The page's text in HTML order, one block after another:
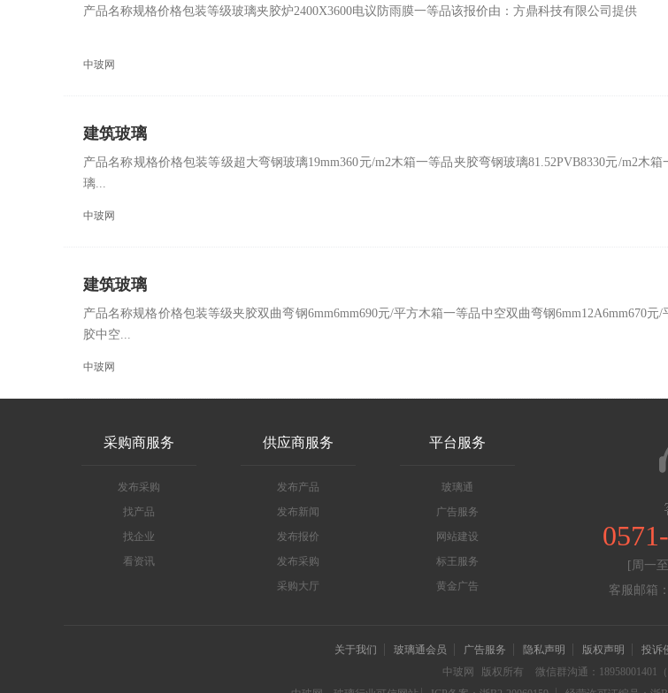
产品名称规格价格包装等级玻璃夹胶炉2400X3600电议防雨膜一等品该报价由：方鼎科技有限公司提供
中玻网
建筑玻璃
产品名称规格价格包装等级超大弯钢玻璃19mm360元/m2木箱一等品夹胶弯钢玻璃81.52PVB8330元/m2木
璃...
中玻网
建筑玻璃
产品名称规格价格包装等级夹胶双曲弯钢6mm6mm690元/平方木箱一等品中空双曲弯钢6mm12A6mm670元
胶中空...
中玻网
采购商服务
发布采购
找产品
找企业
看资讯
供应商服务
发布产品
发布新闻
发布报价
发布采购
采购大厅
平台服务
玻璃通
广告服务
网站建设
标王服务
黄金广告
[周一
客服邮箱
关于我们 玻璃通会员 广告服务 隐私声明 版权声明 投诉
中玻网
版权所有
微信群沟通：18958001401